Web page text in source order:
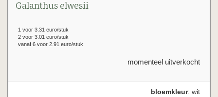
Galanthus elwesii
1 voor 3.31 euro/stuk
2 voor 3.01 euro/stuk
vanaf 6 voor 2.91 euro/stuk
momenteel uitverkocht
bloemkleur: wit